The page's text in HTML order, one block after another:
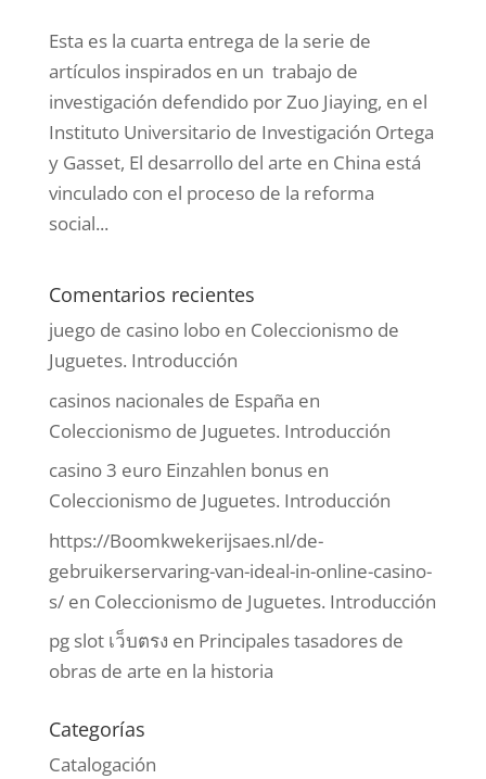
Esta es la cuarta entrega de la serie de
artículos inspirados en un trabajo de
investigación defendido por Zuo Jiaying, en el
Instituto Universitario de Investigación Ortega
y Gasset, El desarrollo del arte en China está
vinculado con el proceso de la reforma
social...
Comentarios recientes
juego de casino loboen Coleccionismo de
Juguetes. Introducción
casinos nacionales de España en
Coleccionismo de Juguetes. Introducción
casino 3 euro Einzahlen bonusen
Coleccionismo de Juguetes. Introducción
https://Boomkwekerijsaes.nl/de-
gebruikerservaring-van-ideal-in-online-casino-
s/en Coleccionismo de Juguetes. Introducción
pg slot เว็บตรง en Principales tasadores de
obras de arte en la historia
Categorías
Catalogación